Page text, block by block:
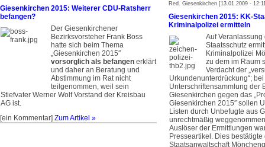
Giesenkirchen 2015: Weiterer CDU-Ratsherr
befangen?
Der Giesenkirchener
Bezirksvorsteher Frank Boss
hatte sich beim Thema
„Giesenkirchen 2015″
vorsorglich als befangen erklärt
und daher an Beratung und
Abstimmung im Rat nicht
teilgenommen, weil sein
Stiefvater Werner Wolf Vorstand der Kreisbau
AG ist.
[ein Kommentar] Zum Artikel »
Red. Giesenkirchen [13.01.2009 -
Giesenkirchen 2015: KK-
Kriminalpolizei ermitteln
Auf Veranlassung
Staatsschutz
Kriminalpolizei
zu dem im Raum
Verdacht der
Urkundenunterdrückung“;
Unterschriftensammlung der
Giesenkirchen gegen das
Giesenkirchen 2015″ sollen
Listen durch Unbefugte aus
unrechtmäßig
Auslöser der Ermittlungen
Presseartikel. Dies bestätigte
Staatsanwaltschaft